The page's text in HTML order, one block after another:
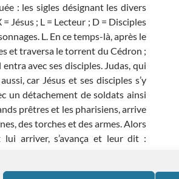
: les sigles désignant les divers
Jésus ; L = Lecteur ; D = Disciples
L. En ce temps-là, après le
et traversa le torrent du Cédron ;
avec ses disciples. Judas, qui
car Jésus et ses disciples s’y
un détachement de soldats ainsi
prêtres et les pharisiens, arrive
des torches et des armes. Alors
arriver, s’avança et leur dit :